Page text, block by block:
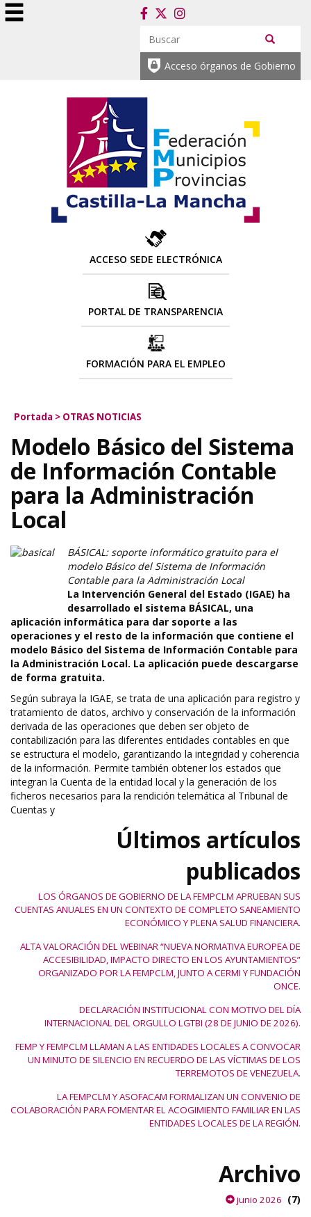
Acceso órganos de Gobierno
ACCESO SEDE ELECTRÓNICA
PORTAL DE TRANSPARENCIA
FORMACIÓN PARA EL EMPLEO
Portada > OTRAS NOTICIAS
Modelo Básico del Sistema
de Información Contable
para la Administración
Local
BÁSICAL: soporte informático gratuito para el
modelo Básico del Sistema de Información
Contable para la Administración Local
La Intervención General del Estado (IGAE) ha
desarrollado el sistema BÁSICAL, una
aplicación informática para dar soporte a las
operaciones y el resto de la información que contiene el
modelo Básico del Sistema de Información Contable para
la Administración Local. La aplicación puede descargarse
de forma gratuita.
Según subraya la IGAE, se trata de una aplicación para registro y
tratamiento de datos, archivo y conservación de la información
derivada de las operaciones que deben ser objeto de
contabilización para las diferentes entidades contables en que
se estructura el modelo, garantizando la integridad y coherencia
de la información. Permite también obtener los estados que
integran la Cuenta de la entidad local y la generación de los
ficheros necesarios para la rendición telemática al Tribunal de
Cuentas y
Últimos artículos
publicados
LOS ÓRGANOS DE GOBIERNO DE LA FEMPCLM APRUEBAN SUS
CUENTAS ANUALES EN UN CONTEXTO DE COMPLETO SANEAMIENTO
ECONÓMICO Y PLENA SALUD FINANCIERA.
ALTA VALORACIÓN DEL WEBINAR “NUEVA NORMATIVA EUROPEA DE
ACCESIBILIDAD, IMPACTO DIRECTO EN LOS AYUNTAMIENTOS”
ORGANIZADO POR LA FEMPCLM, JUNTO A CERMI Y FUNDACIÓN
ONCE.
DECLARACIÓN INSTITUCIONAL CON MOTIVO DEL DÍA
INTERNACIONAL DEL ORGULLO LGTBI (28 DE JUNIO DE 2026).
FEMP Y FEMPCLM LLAMAN A LAS ENTIDADES LOCALES A CONVOCAR
UN MINUTO DE SILENCIO EN RECUERDO DE LAS VÍCTIMAS DE LOS
TERREMOTOS DE VENEZUELA.
LA FEMPCLM Y ASOFACAM FORMALIZAN UN CONVENIO DE
COLABORACIÓN PARA FOMENTAR EL ACOGIMIENTO FAMILIAR EN LAS
ENTIDADES LOCALES DE LA REGIÓN.
Archivo
junio 2026 (7)